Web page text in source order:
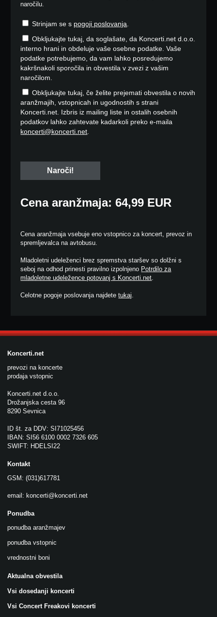
naročilu.
Strinjam se s pogoji poslovanja.
Obkljukajte tukaj, da soglašate, da Koncerti.net d.o.o.
interno hrani in obdeluje vaše osebne podatke. Vaše
podatke potrebujemo, da vam lahko posredujemo
kakršnakoli sporočila in obvestila v zvezi z vašim
naročilom.
Obkljukajte tukaj, če želite prejemati obvestila o novih
aranžmajih, vstopnicah in ugodnostih s strani
Koncerti.net. Izbris iz mailing liste in ostalih osebnih
podatkov lahko zahtevate kadarkoli preko e-maila
koncerti@koncerti.net.
Cena aranžmaja: 64,99 EUR
Cena aranžmaja vsebuje eno vstopnico za koncert, prevoz in
spremljevalca na avtobusu.
Mladoletni udeleženci brez spremstva staršev so dolžni s
seboj na odhod prinesti pravilno izpolnjeno Potrdilo za
mladoletne udeležence potovanj s Koncerti.net.
Celotne pogoje poslovanja najdetetukaj.
Koncerti.net
prevozi na koncerte
prodaja vstopnic
Koncerti.net d.o.o.
Drožanjska cesta 96
8290 Sevnica
ID št. za DDV: SI71025456
IBAN: SI56 6100 0002 7326 605
SWIFT: HDELSI22
Kontakt
GSM: (031)617781
email: koncerti@koncerti.net
Ponudba
ponudba aranžmajev
ponudba vstopnic
vrednostni boni
Aktualna obvestila
Vsi dosedanji koncerti
Vsi Concert Freakovi koncerti